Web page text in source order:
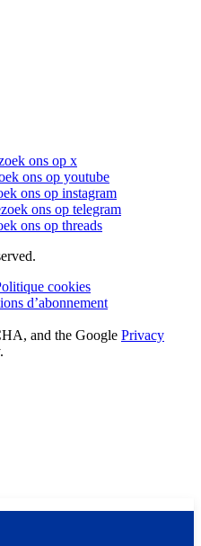
ons op x
ons op youtube
ons op instagram
ons op telegram
ons op threads
cookies
d’abonnement
and the Google Privacy